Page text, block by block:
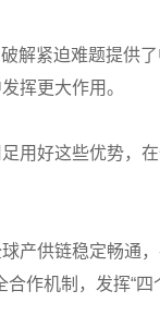
解紧迫难题提供
挥更大作用。
用好这些优势，
产供链稳定畅通
作机制，发挥“四